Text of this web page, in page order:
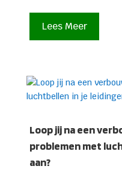
Lees Meer
Loop jij na een
problemen met
aan?